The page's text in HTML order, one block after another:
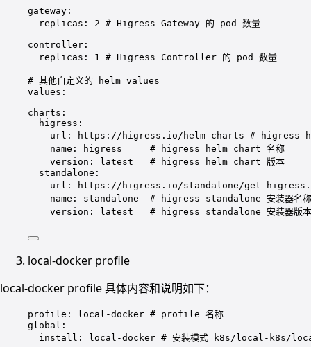
gateway :
replicas : 2 # Higress Gateway 的 pod 数量
controller :
replicas : 1 # Higress Controller 的 pod 数量
# 其他自定义的 helm values
values :
charts :
higress :
url : https://higress.io/helm-charts # higress
name : higress
# higress helm chart 名称
version : latest
# higress helm chart 版本
standalone :
url :
https://higress.io/standalone/get-
name : standalone
# higress standalone 安装器名称
version : latest # higress standalone 安装器版本
local-docker profile
local-docker profile 具体内容和说明如下：
profile : local-docker # profile 名称
global :
install : local-docker # 安装模式 k8s/local-k8s/